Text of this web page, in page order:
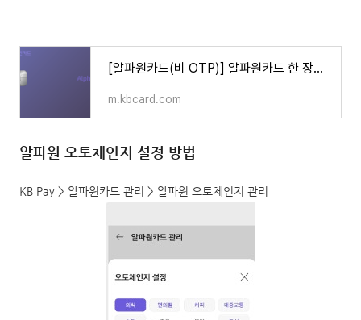
[알파원카드(비 OTP)] 알파원카드 한 장으로 보유한 카드의 다양한 혜택을 - KB 국민카드
m.kbcard.com
알파원 오토체인지 설정 방법
KB Pay > 알파원카드 관리 > 알파원 오토체인지 관리